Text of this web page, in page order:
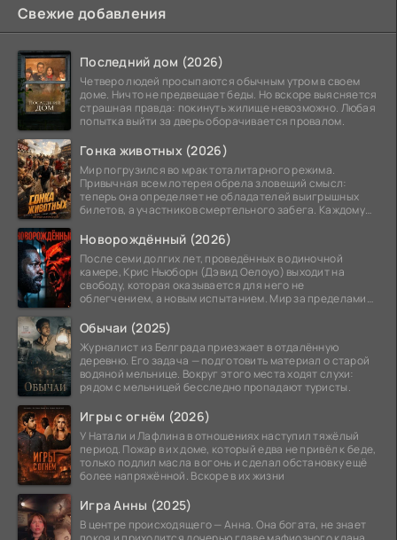
Свежие добавления
Последний дом (2026)
Четверо людей просыпаются обычным утром в своем
доме. Ничто не предвещает беды. Но вскоре выясняется
страшная правда: покинуть жилище невозможно. Любая
попытка выйти за дверь оборачивается провалом.
Гонка животных (2026)
Мир погрузился во мрак тоталитарного режима.
Привычная всем лотерея обрела зловещий смысл:
теперь она определяет не обладателей выигрышных
билетов, а участников смертельного забега. Каждому
Новорождённый (2026)
После семи долгих лет, проведённых в одиночной
камере, Крис Ньюборн (Дэвид Оелоуо) выходит на
свободу, которая оказывается для него не
облегчением, а новым испытанием. Мир за пределами
Обычаи (2025)
Журналист из Белграда приезжает в отдалённую
деревню. Его задача — подготовить материал о старой
водяной мельнице. Вокруг этого места ходят слухи:
рядом с мельницей бесследно пропадают туристы.
Игры с огнём (2026)
У Натали и Лафлина в отношениях наступил тяжёлый
период. Пожар в их доме, который едва не привёл к беде,
только подлил масла в огонь и сделал обстановку ещё
более напряжённой. Вскоре в их жизни
Игра Анны (2025)
В центре происходящего — Анна. Она богата, не знает